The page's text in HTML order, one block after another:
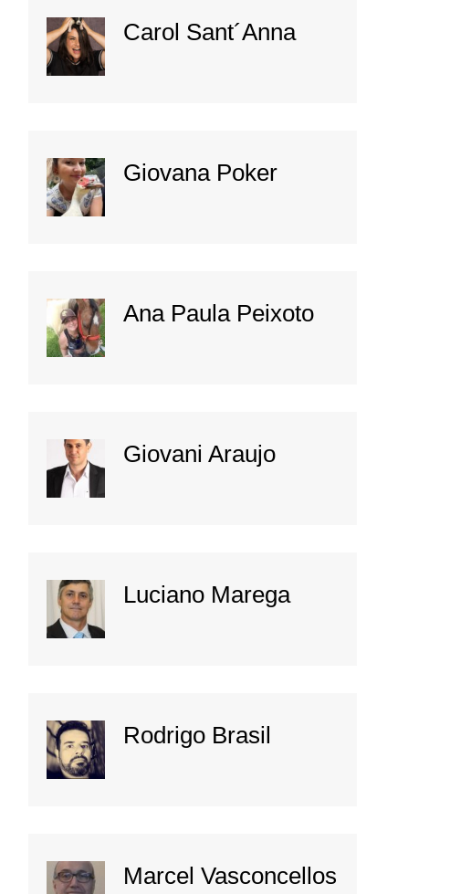
Carol Sant´Anna
Giovana Poker
Ana Paula Peixoto
Giovani Araujo
Luciano Marega
Rodrigo Brasil
Marcel Vasconcellos